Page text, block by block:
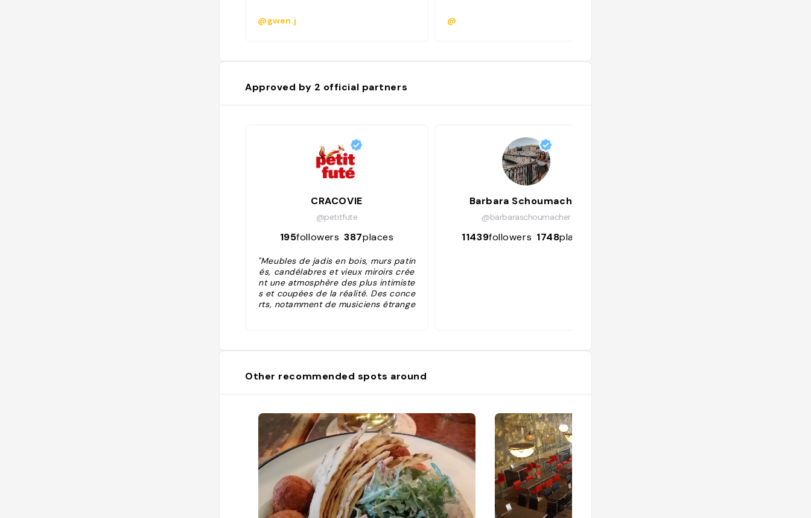
@gwen.j @
Approved by 2 official partners
CRACOVIE
@petitfute
195followers 387places
"Meubles de jadis en bois, murs patin
és, candélabres et vieux miroirs crée
nt une atmosphère des plus intimiste
s et coupées de la réalité. Des conce
rts, notamment de musiciens étrange
Barbara Schoumacher
@barbaraschoumacher
11439followers 1748places
Other recommended spots around